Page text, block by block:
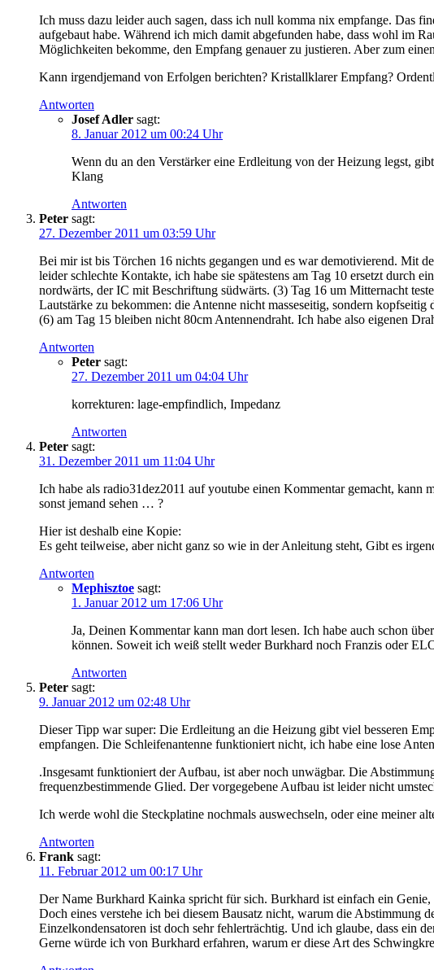
Ich muss dazu leider auch sagen, dass ich null komma nix empfange. Das
aufgebaut habe. Während ich mich damit abgefunden habe, dass wohl im
Möglichkeiten bekomme, den Empfang genauer zu justieren. Aber zum
Kann irgendjemand von Erfolgen berichten? Kristallklarer Empfang?
Antworten
Josef Adler sagt:
8. Januar 2012 um 00:24 Uhr
Wenn du an den Verstärker eine Erdleitung von der Heizung legst,
Klang
Antworten
Peter sagt:
27. Dezember 2011 um 03:59 Uhr
Bei mir ist bis Törchen 16 nichts gegangen und es war demotivierend. Mit
leider schlechte Kontakte, ich habe sie spätestens am Tag 10 ersetzt durch
nordwärts, der IC mit Beschriftung südwärts. (3) Tag 16 um Mitternacht
Lautstärke zu bekommen: die Antenne nicht masseseitig, sondern
(6) am Tag 15 bleiben nicht 80cm Antennendraht. Ich habe also eigenen
Antworten
Peter sagt:
27. Dezember 2011 um 04:04 Uhr
korrekturen: lage-empfindlich, Impedanz
Antworten
Peter sagt:
31. Dezember 2011 um 11:04 Uhr
Ich habe als radio31dez2011 auf youtube einen Kommentar gemacht, kann
sonst jemand sehen … ?
Hier ist deshalb eine Kopie:
Es geht teilweise, aber nicht ganz so wie in der Anleitung steht, Gibt es
Antworten
Mephisztoe sagt:
1. Januar 2012 um 17:06 Uhr
Ja, Deinen Kommentar kann man dort lesen. Ich habe auch schon
können. Soweit ich weiß stellt weder Burkhard noch Franzis oder
Antworten
Peter sagt:
9. Januar 2012 um 02:48 Uhr
Dieser Tipp war super: Die Erdleitung an die Heizung gibt viel besseren
empfangen. Die Schleifenantenne funktioniert nicht, ich habe eine lose
.Insgesamt funktioniert der Aufbau, ist aber noch unwägbar. Die
frequenzbestimmende Glied. Der vorgegebene Aufbau ist leider nicht
Ich werde wohl die Steckplatine nochmals auswechseln, oder eine meiner
Antworten
Frank sagt:
11. Februar 2012 um 00:17 Uhr
Der Name Burkhard Kainka spricht für sich. Burkhard ist einfach ein
Doch eines verstehe ich bei diesem Bausatz nicht, warum die Abstimmung
Einzelkondensatoren ist doch sehr fehlerträchtig. Und ich glaube, dass ein
Gerne würde ich von Burkhard erfahren, warum er diese Art des